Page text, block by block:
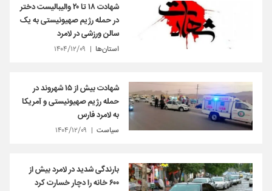
شهادت ۱۸ تا ۲۰ والیبالیست دختر
در حمله رژیم صهیونیستی به یک
سالن ورزشی در لامرد
استان‌ها ۱۴۰۴/۱۲/۰۹
شهادت بیش از ۱۵ شهروند در
حمله رژیم صهیونیستی و آمریکا
به لامرد فارس
سیاست ۱۴۰۴/۱۲/۰۹
بارندگی شدید در لامرد بیش از
۶۰۰ خانه را دچار خسارت کرد